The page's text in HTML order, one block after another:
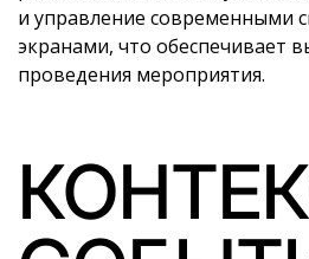
и управление современными
экранами, что обеспечивает
проведения мероприятия.